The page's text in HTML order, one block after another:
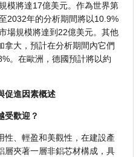
模將達17億美元。作為世界第
2032年的分析期間將以10.9%
場規模將達到22億美元。其他
拿大，預計在分析期間內它們
。在歐洲，德國預計將以約
促進因素概述
受歡迎？
性、輕盈和美觀性，在建設產
層夾著一層非鋁芯材構成，具